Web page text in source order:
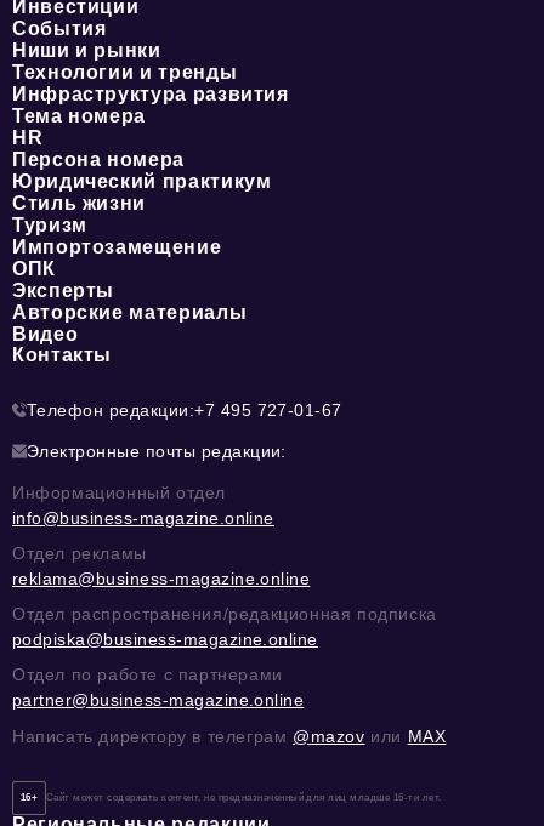
Инвестиции
События
Ниши и рынки
Технологии и тренды
Инфраструктура развития
Тема номера
HR
Персона номера
Юридический практикум
Стиль жизни
Туризм
Импортозамещение
ОПК
Эксперты
Авторские материалы
Видео
Контакты
Телефон редакции:+7 495 727-01-67
Электронные почты редакции:
Информационный отдел
info@business-magazine.online
Отдел рекламы
reklama@business-magazine.online
Отдел распространения/редакционная подписка
podpiska@business-magazine.online
Отдел по работе с партнерами
partner@business-magazine.online
Написать директору в телеграм @mazov или MAX
16+ Сайт может содержать контент, не предназначенный для лиц младше 16-ти лет.